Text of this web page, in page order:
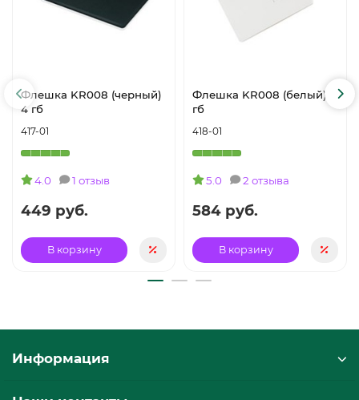
Флешка KR008 (черный)
4 гб
417-01
4.0 1 отзыв
449 руб.
В корзину
Флешка KR008 (белый) 8
гб
418-01
5.0 2 отзыва
584 руб.
В корзину
Информация